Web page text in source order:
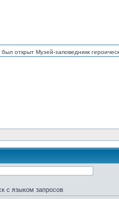
открыт Музей-заповедникк
с языком запросов